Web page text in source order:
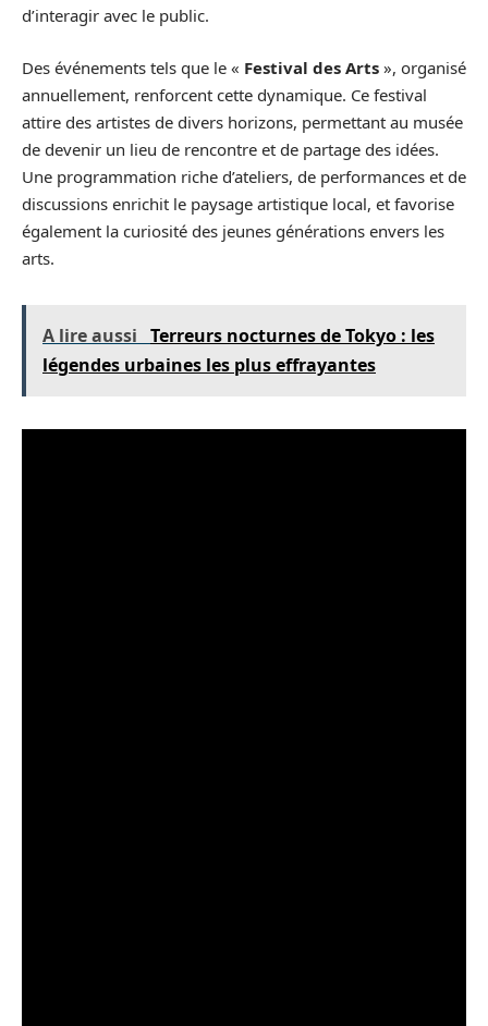
d’interagir avec le public.
Des événements tels que le « Festival des Arts », organisé
annuellement, renforcent cette dynamique. Ce festival
attire des artistes de divers horizons, permettant au musée
de devenir un lieu de rencontre et de partage des idées.
Une programmation riche d’ateliers, de performances et de
discussions enrichit le paysage artistique local, et favorise
également la curiosité des jeunes générations envers les
arts.
A lire aussi Terreurs nocturnes de Tokyo : les
légendes urbaines les plus effrayantes